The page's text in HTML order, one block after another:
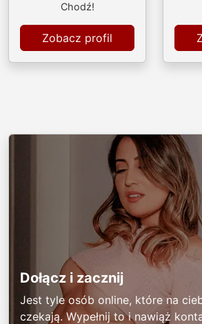
Chodź!
Zobacz profil
Dołącz i zacznij
Jest tyle osób online, które na
czekają. Wypełnij to i nawiąż